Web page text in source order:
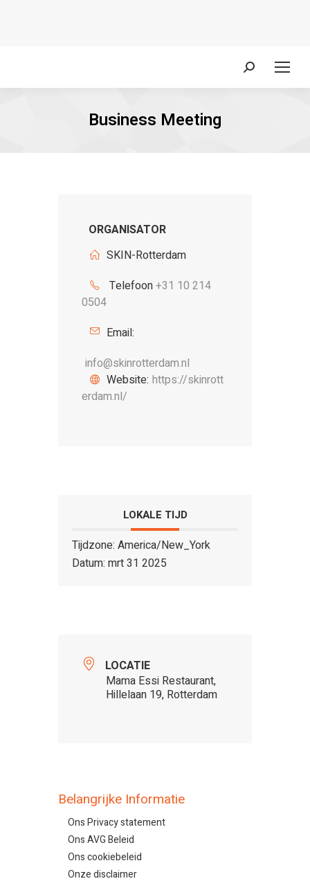
Zoeken:
Business Meeting
ORGANISATOR
SKIN-Rotterdam
Telefoon+31 10 214
0504
Email:
info@skinrotterdam.nl
Website: https://skinrott
erdam.nl/
LOKALE TIJD
Tijdzone: America/New_York
Datum: mrt 31 2025
LOCATIE
Mama Essi Restaurant,
Hillelaan 19, Rotterdam
Belangrijke Informatie
Ons Privacy statement
Ons AVG Beleid
Ons cookiebeleid
Onze disclaimer